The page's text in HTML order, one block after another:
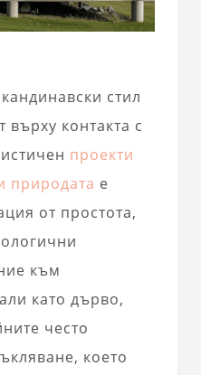
стил
върху контакта с
проекти
природата е
от простота,
към
като дърво,
често
което